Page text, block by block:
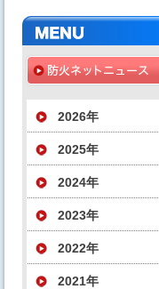
2026年
2025年
2024年
2023年
2022年
2021年